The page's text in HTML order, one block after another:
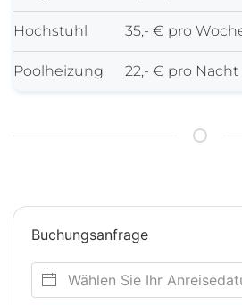
Hochstuhl 35,- € pro
Poolheizung 22,- € pro Nacht
Buchungsanfrage